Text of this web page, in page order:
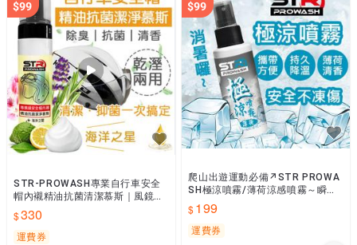
STR-PROWASH專業自行車安全
帽內襯精油抗菌清潔慕斯｜風鏡鏡
片清潔【海洋之星】中性安全帽清
潔劑★扣帶去汙除味
330
運費券
爬山出遊運動必備↗STR PROWA
SH極涼噴霧/薄荷涼感噴霧～瞬間
消暑~持續冰涼不凍傷~騎車登山露
營攜帶方便~隨時解熱
199
運費券